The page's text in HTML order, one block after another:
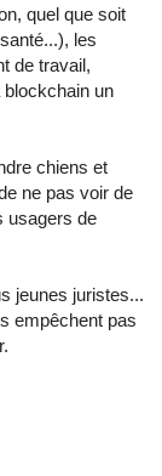
quel que soit
les
de travail,
blockchain un
chiens et
ne pas voir de
usagers de
jeunes juristes...
empêchent pas